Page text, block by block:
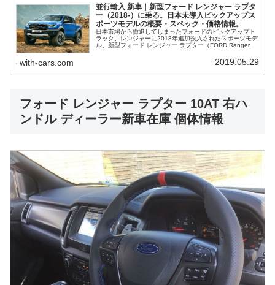
並行輸入 新車｜新型フォード レンジャー ラプタ
ー（2018-）に乗る。日本未導入ピックアップス
ポーツモデルの概要・スペック・価格情報。
日本市場から撤退してしまったフォードのピックアップト
ラック、レンジャーに2018年追加投入されたスポーツモデ
ル、新型フォード レンジャー ラプター（FORD Ranger
with-cars.com 2019.05.29
フォード レンジャー ラプター 10AT 右ハ
ンドル ディーラー新車在庫 個体情報